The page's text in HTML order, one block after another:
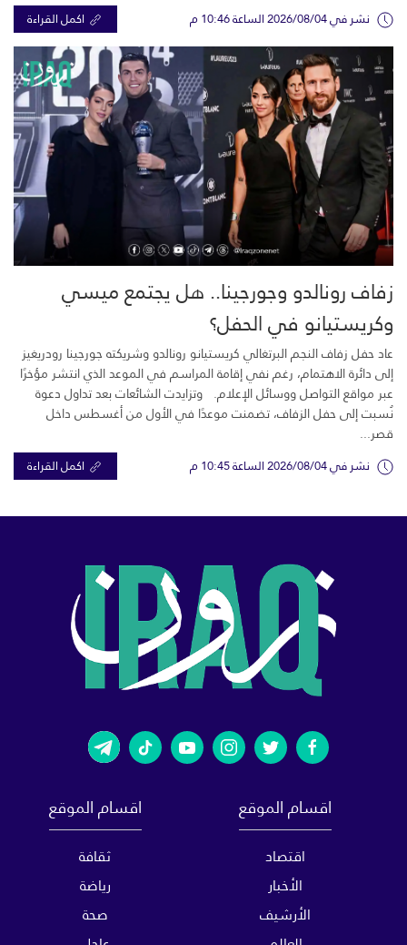
نشر في 2026/08/04 الساعة 10:46 م اكمل القراءة
زفاف رونالدو وجورجينا.. هل يجتمع ميسي
وكريستيانو في الحفل؟
عاد حفل زفاف النجم البرتغالي كريستيانو رونالدو وشريكته جورجينا رودريغيز
إلى دائرة الاهتمام، رغم نفي إقامة المراسم في الموعد الذي انتشر مؤخرًا
عبر مواقع التواصل ووسائل الإعلام. وتزايدت الشائعات بعد تداول دعوة
نُسبت إلى حفل الزفاف، تضمنت موعدًا في الأول من أغسطس داخل
قصر...
نشر في 2026/08/04 الساعة 10:45 م اكمل القراءة
اقسام الموقع
اقتصاد
الأخبار
الأرشيف
اقسام الموقع
ثقافة
رياضة
صحة